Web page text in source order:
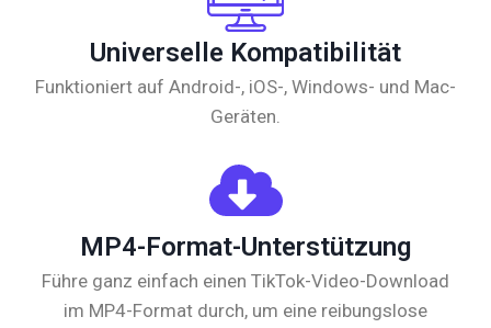
Universelle Kompatibilität
Funktioniert auf Android-, iOS-, Windows- und Mac-
Geräten.
MP4-Format-Unterstützung
Führe ganz einfach einen TikTok-Video-Download
im MP4-Format durch, um eine reibungslose